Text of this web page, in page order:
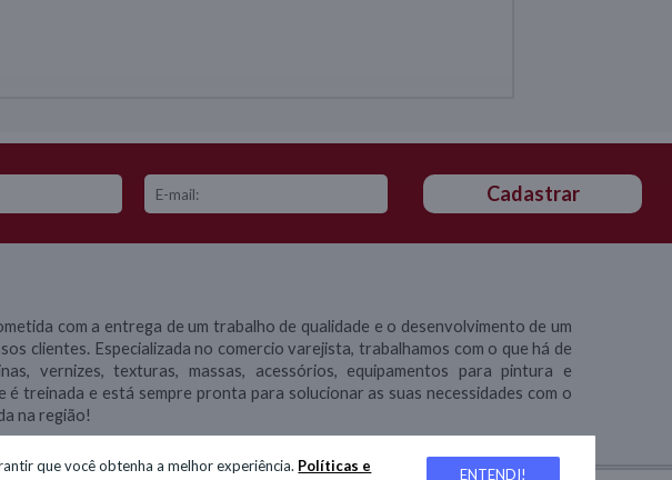
que você obtenha a melhor experiência. Políticas e
ENTENDI!
Cadastrar
com a entrega de um trabalho de qualidade e o desenvolvimento de um
clientes. Especializada no comercio varejista, trabalhamos com o que há de
vernizes, texturas, massas, acessórios, equipamentos para pintura e
é treinada e está sempre pronta para solucionar as suas necessidades com o
na região!